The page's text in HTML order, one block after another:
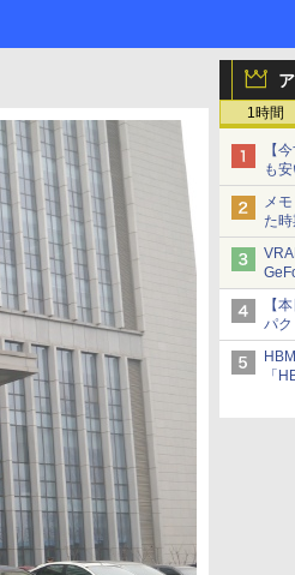
1時間
【
も
の
メ
た
【
パク
台
「